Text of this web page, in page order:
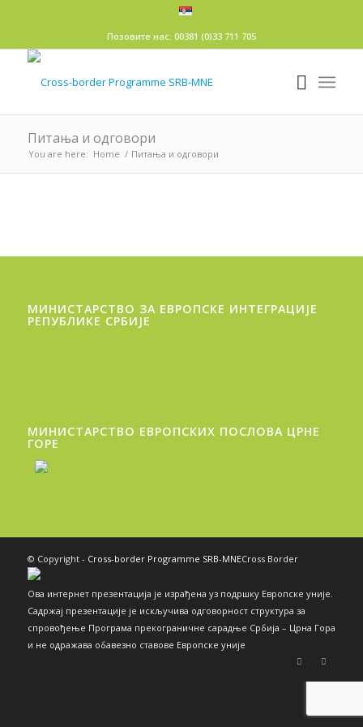
Позовите нас: 00381 (0)33 711 705
Питања и одговори
You are here: Home / Питања и одговори
МИНИСТАРСТВО ЗА ЕВРОПСКЕ ИНТЕГРАЦИЈЕ
РЕПУБЛИКЕ СРБИЈЕ
МИНИСТАРСТВО ЕВРОПСКИХ ПОСЛОВА ЦРНЕ
ГОРE
© Copyright - Cross-border Programme SRB-MNECross Border
Ова интернет презентација је израђена уз подршку Европске уније.
Садржај презентације је искључива одговорност структура за
спровођење Програма прекограничне сарадње Србија – Црна Гора
и не одражава обавезно ставове Европске уније